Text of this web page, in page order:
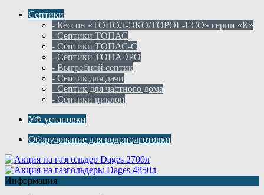
Септики
- Кессон «ТОПОЛ-ЭКО/TOPOL-ECO» серии «К»
- Септики ТОПАС
- Септики ТОПАС-С
- Септики ТОПАЭРО
- Выгребной септик
- Септик для дачи
- Септик для частного дома
- Септики циклон
УФ установки
Оборудование для водоподготовки
Информация